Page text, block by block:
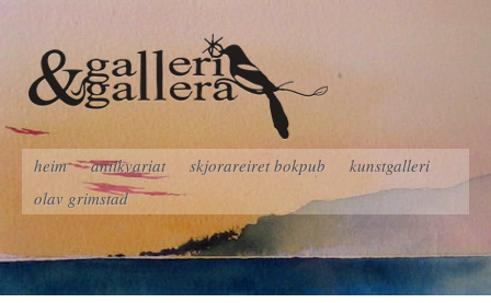
heim antikvariat skjorareiret bokpub
kunstgalleri
olav grimstad